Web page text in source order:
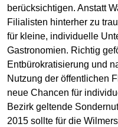
berücksichtigen. Anstatt
Filialisten hinterher zu
für kleine, individuelle
Gastronomien. Richtig
Entbürokratisierung und
Nutzung der öffentlichen
neue Chancen für
Bezirk geltende
2015 sollte für die